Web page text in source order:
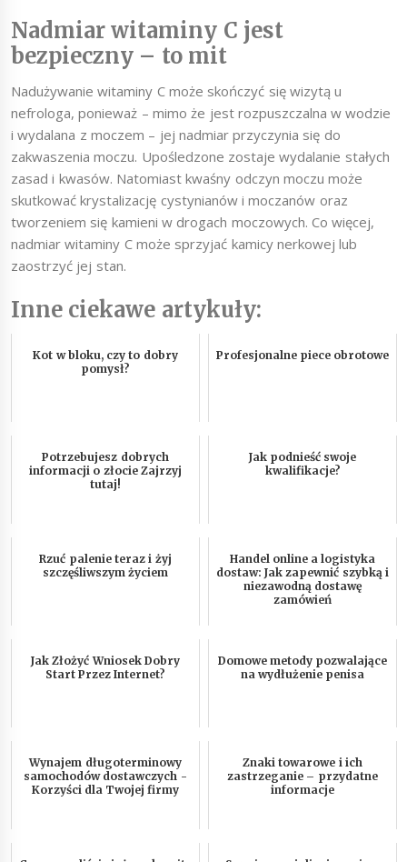
Nadmiar witaminy C jest
bezpieczny – to mit
Nadużywanie witaminy C może skończyć się wizytą u
nefrologa, ponieważ – mimo że jest rozpuszczalna w wodzie
i wydalana z moczem – jej nadmiar przyczynia się do
zakwaszenia moczu. Upośledzone zostaje wydalanie stałych
zasad i kwasów. Natomiast kwaśny odczyn moczu może
skutkować krystalizację cystynianów i moczanów oraz
tworzeniem się kamieni w drogach moczowych. Co więcej,
nadmiar witaminy C może sprzyjać kamicy nerkowej lub
zaostrzyć jej stan.
Inne ciekawe artykuły:
Kot w bloku, czy to dobry
pomysł?
Profesjonalne piece obrotowe
Potrzebujesz dobrych
informacji o złocie Zajrzyj
tutaj!
Jak podnieść swoje
kwalifikacje?
Rzuć palenie teraz i żyj
szczęśliwszym życiem
Handel online a logistyka
dostaw: Jak zapewnić szybką i
niezawodną dostawę
zamówień
Jak Złożyć Wniosek Dobry
Start Przez Internet?
Domowe metody pozwalające
na wydłużenie penisa
Wynajem długoterminowy
samochodów dostawczych -
Korzyści dla Twojej firmy
Znaki towarowe i ich
zastrzeganie – przydatne
informacje